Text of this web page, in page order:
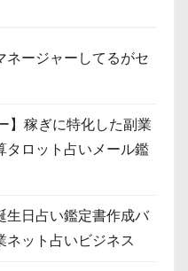
ージャーしてるがセ
】稼ぎに特化した副業
タロット占いメール鑑
生日占い鑑定書作成バ
ネット占いビジネス